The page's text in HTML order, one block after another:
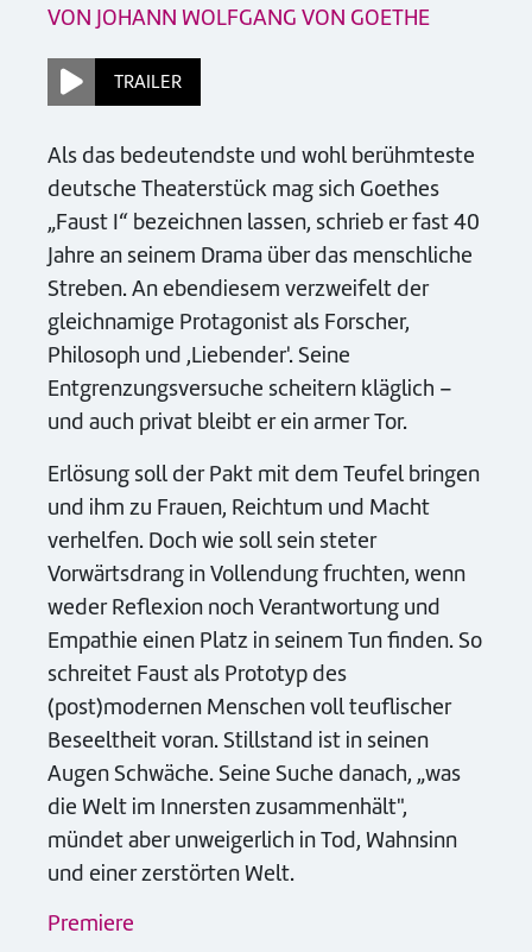
VON JOHANN WOLFGANG VON GOETHE
TRAILER
Als das bedeutendste und wohl berühmteste
deutsche Theaterstück mag sich Goethes
„Faust I“ bezeichnen lassen, schrieb er fast 40
Jahre an seinem Drama über das menschliche
Streben. An ebendiesem verzweifelt der
gleichnamige Protagonist als Forscher,
Philosoph und ,Liebender'. Seine
Entgrenzungsversuche scheitern kläglich –
und auch privat bleibt er ein armer Tor.
Erlösung soll der Pakt mit dem Teufel bringen
und ihm zu Frauen, Reichtum und Macht
verhelfen. Doch wie soll sein steter
Vorwärtsdrang in Vollendung fruchten, wenn
weder Reflexion noch Verantwortung und
Empathie einen Platz in seinem Tun finden. So
schreitet Faust als Prototyp des
(post)modernen Menschen voll teuflischer
Beseeltheit voran. Stillstand ist in seinen
Augen Schwäche. Seine Suche danach, „was
die Welt im Innersten zusammenhält",
mündet aber unweigerlich in Tod, Wahnsinn
und einer zerstörten Welt.
Premiere